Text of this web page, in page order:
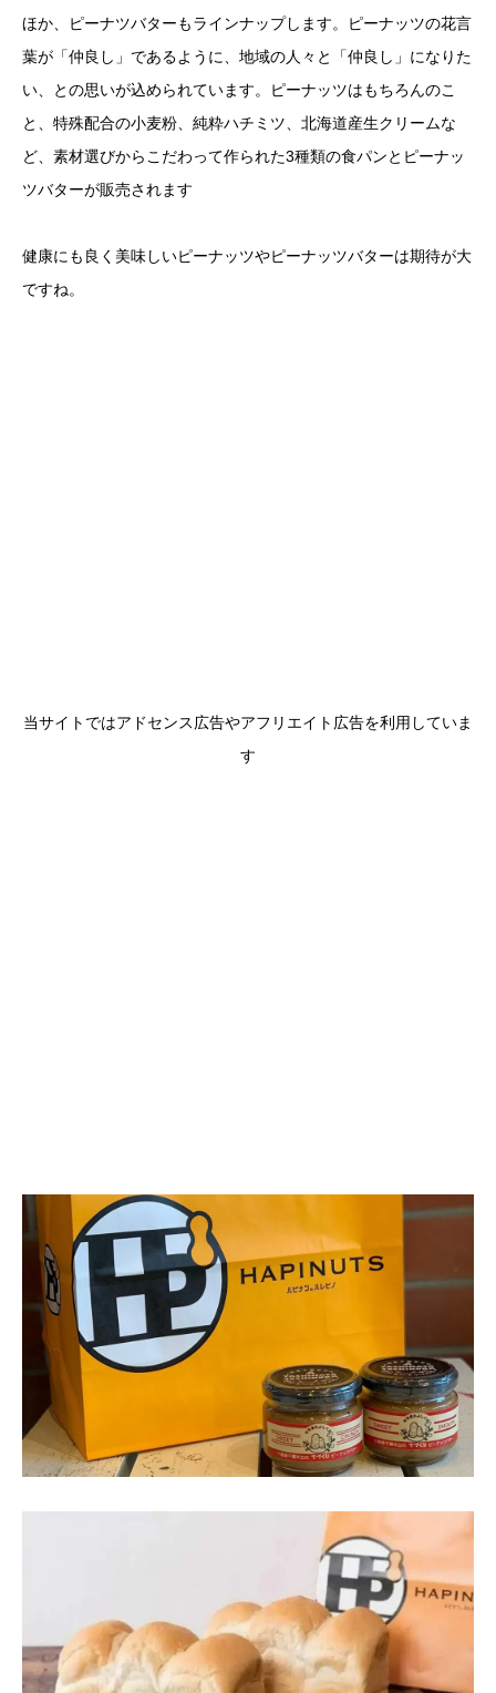
ほか、ピーナツバターもラインナップします。ピーナッツの花言
葉が「仲良し」であるように、地域の人々と「仲良し」になりた
い、との思いが込められています。ピーナッツはもちろんのこ
と、特殊配合の小麦粉、純粋ハチミツ、北海道産生クリームな
ど、素材選びからこだわって作られた3種類の食パンとピーナッ
ツバターが販売されます
健康にも良く美味しいピーナッツやピーナッツバターは期待が大
ですね。
当サイトではアドセンス広告やアフリエイト広告を利用していま
す